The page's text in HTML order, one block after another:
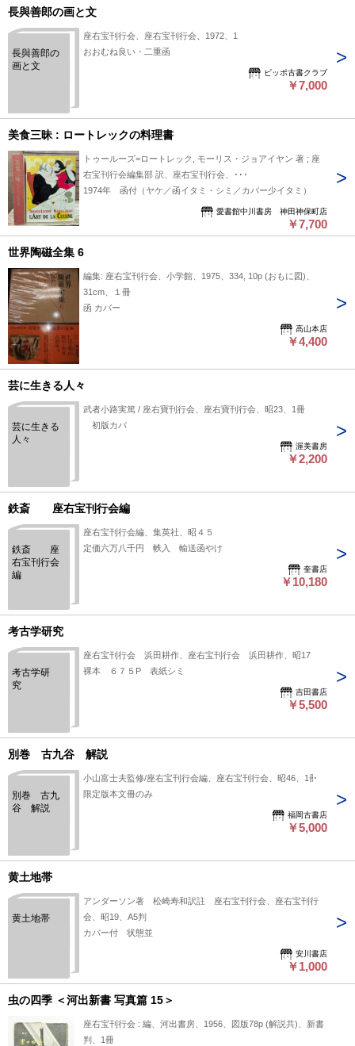
長與善郎の画と文
長與善郎の
画と文
座右宝刊行会、座右宝刊行会、1972、1
おおむね良い・二重函
ピッポ古書クラブ
￥7,000
美食三昧 : ロートレックの料理書
トゥールーズ=ロートレック, モーリス・ジョアイヤン 著 ; 座
右宝刊行会編集部 訳、座右宝刊行会、･･･
1974年 函付（ヤケ／函イタミ・シミ／カバー少イタミ）
愛書館中川書房 神田神保町店
￥7,700
世界陶磁全集 6
編集: 座右宝刊行会、小学館、1975、334, 10p (おもに図)、
31cm、１冊
函 カバー
高山本店
￥4,400
芸に生きる人々
芸に生きる
人々
武者小路実篤 / 座右寶刊行会、座右寶刊行会、昭23、1冊
初版カバ
渥美書房
￥2,200
鉄斎 座右宝刊行会編
鉄斎 座
右宝刊行会
編
座右宝刊行会編、集英社、昭４５
定価六万八千円 帙入 輸送函やけ
奎書店
￥10,180
考古学研究
考古学研
究
座右宝刊行会 浜田耕作、座右宝刊行会 浜田耕作、昭17
裸本 ６７５P 表紙シミ
吉田書店
￥5,500
別巻 古九谷 解説
別巻 古九
谷 解説
小山富士夫監修/座右宝刊行会編、座右宝刊行会、昭46、1冊
限定版本文冊のみ
福岡古書店
￥5,000
黄土地帯
黄土地帯
アンダーソン著 松崎寿和訳註 座右宝刊行会、座右宝刊行
会、昭19、A5判
カバー付 状態並
安川書店
￥1,000
虫の四季 ＜河出新書 写真篇 15＞
座右宝刊行会 : 編、河出書房、1956、図版78p (解説共)、新書
判、1冊